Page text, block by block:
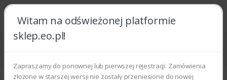
Witam na odświeżonej platformie
sklep.eo.pl!
Zapraszamy do ponownej lub pierwszej rejestracji. Zamówienia
złożone w starszej wersji nie zostały przeniesione do nowej
Strona główna Części zamienne